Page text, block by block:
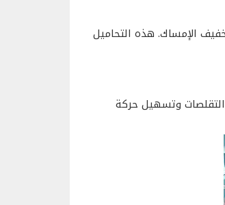
الإمساك. هذه التحاميل
وتسهيل حركة